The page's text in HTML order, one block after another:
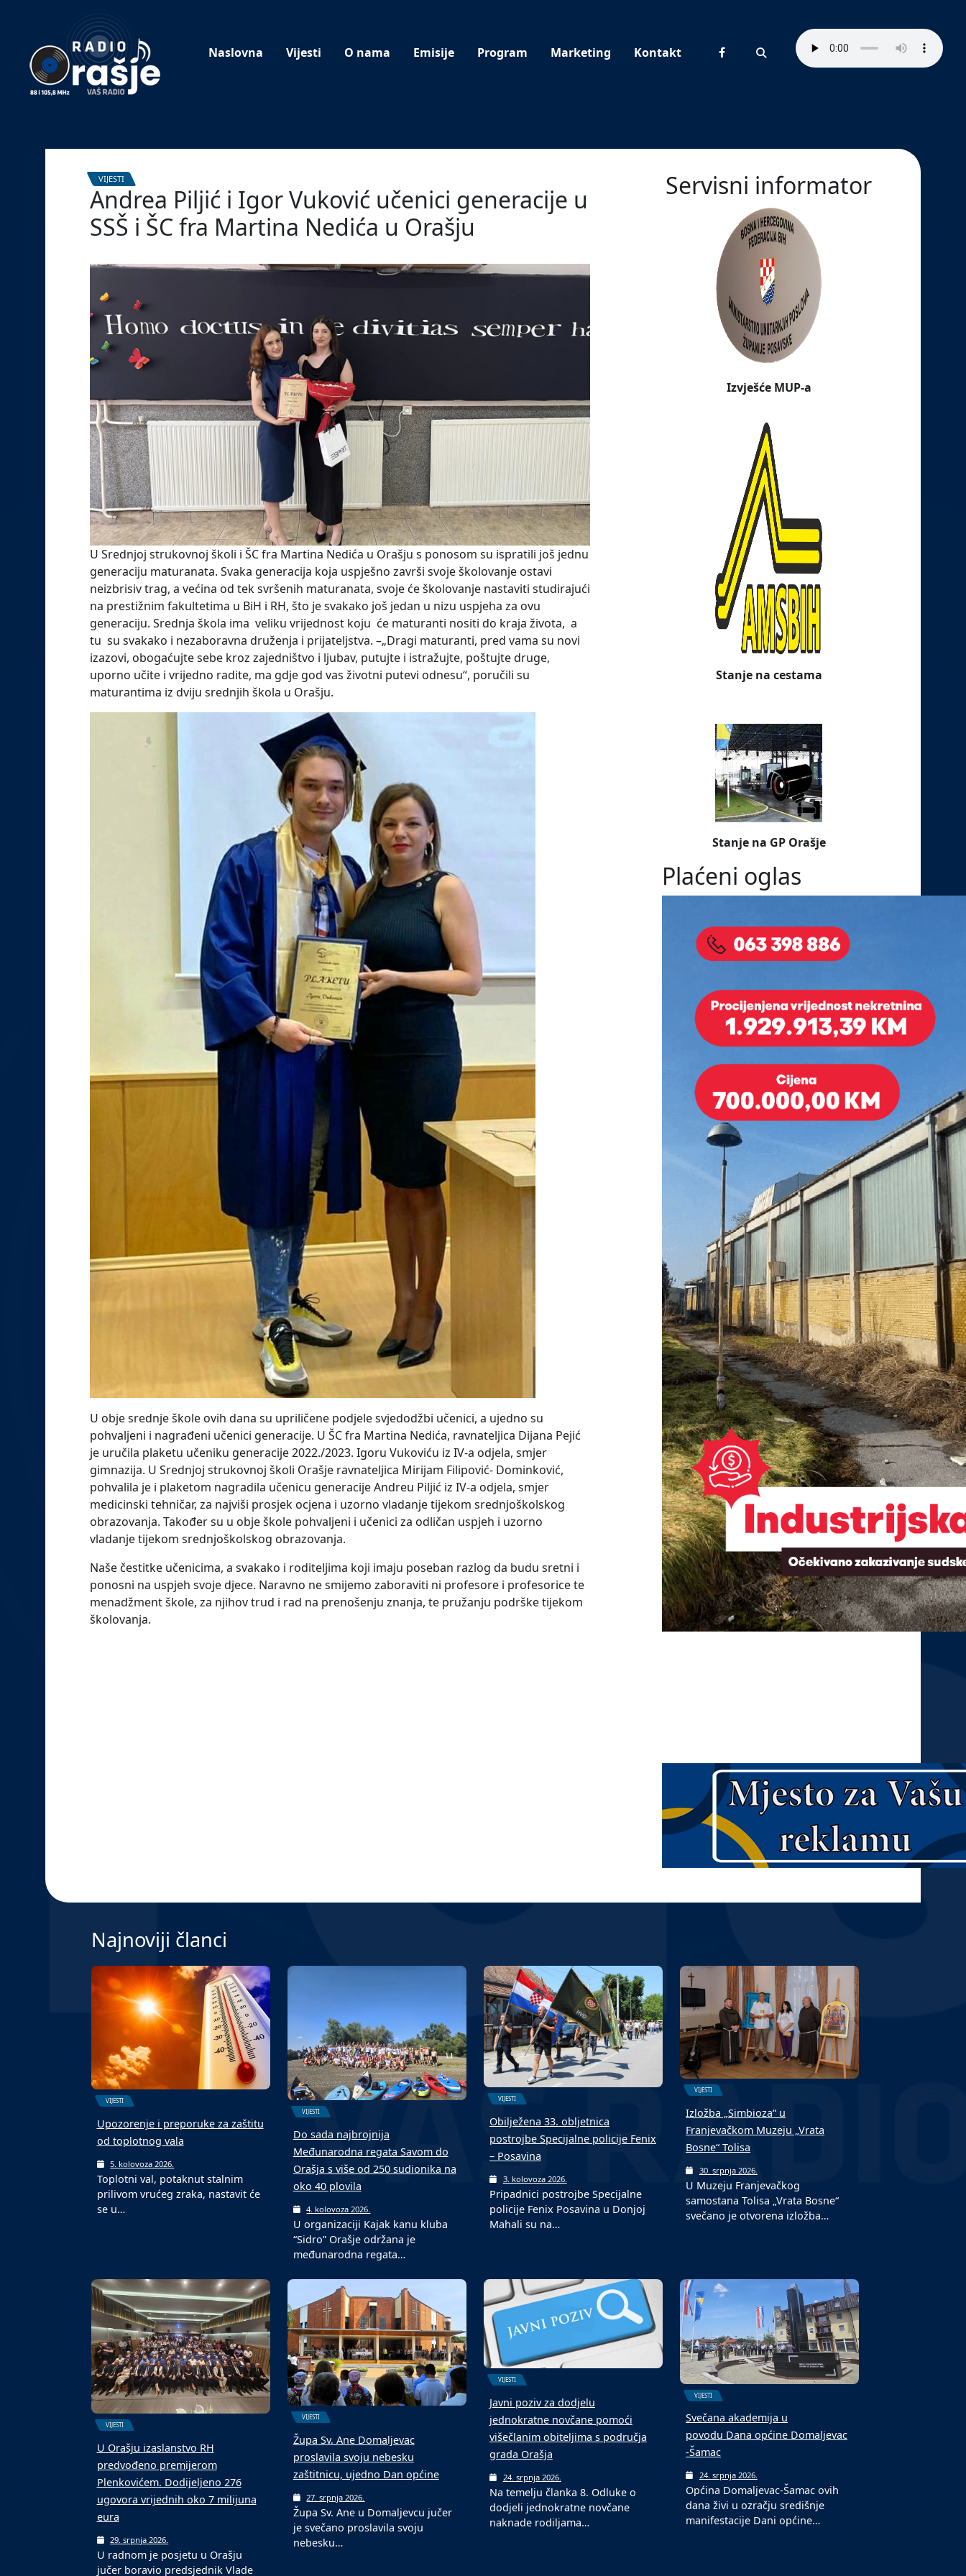
website!
Naslovna Vijesti O nama Emisije Program Marketing Kontakt
VIJESTI
Andrea Piljić i Igor Vuković učenici generacije u
SSŠ i ŠC fra Martina Nedića u Orašju
U Srednjoj strukovnoj školi i ŠC fra Martina Nedića u Orašju s ponosom su ispratili još jednu
generaciju maturanata. Svaka generacija koja uspješno završi svoje školovanje ostavi
neizbrisiv trag, a većina od tek svršenih maturanata, svoje će školovanje nastaviti studirajući
na prestižnim fakultetima u BiH i RH, što je svakako još jedan u nizu uspjeha za ovu
generaciju. Srednja škola ima veliku vrijednost koju će maturanti nositi do kraja života, a
tu su svakako i nezaboravna druženja i prijateljstva. –„Dragi maturanti, pred vama su novi
izazovi, obogaćujte sebe kroz zajedništvo i ljubav, putujte i istražujte, poštujte druge,
uporno učite i vrijedno radite, ma gdje god vas životni putevi odnesu“, poručili su
maturantima iz dviju srednjih škola u Orašju.
U obje srednje škole ovih dana su upriličene podjele svjedodžbi učenici, a ujedno su
pohvaljeni i nagrađeni učenici generacije. U ŠC fra Martina Nedića, ravnateljica Dijana Pejić
je uručila plaketu učeniku generacije 2022./2023. Igoru Vukoviću iz IV-a odjela, smjer
gimnazija. U Srednjoj strukovnoj školi Orašje ravnateljica Mirijam Filipović- Dominković,
pohvalila je i plaketom nagradila učenicu generacije Andreu Piljić iz IV-a odjela, smjer
medicinski tehničar, za najviši prosjek ocjena i uzorno vladanje tijekom srednjoškolskog
obrazovanja. Također su u obje škole pohvaljeni i učenici za odličan uspjeh i uzorno
vladanje tijekom srednjoškolskog obrazovanja.
Naše čestitke učenicima, a svakako i roditeljima koji imaju poseban razlog da budu sretni i
ponosni na uspjeh svoje djece. Naravno ne smijemo zaboraviti ni profesore i profesorice te
menadžment škole, za njihov trud i rad na prenošenju znanja, te pružanju podrške tijekom
školovanja.
Servisni informator
Izvješće MUP-a
Stanje na cestama
Stanje na GP Orašje
Plaćeni oglas
Najnoviji članci
VIJESTI
Toplotni val, potaknut stalnim
prilivom vrućeg zraka, nastavit će
se u…
Do sada najbrojnija
Međunarodna regata Savom do
Orašja s više od 250 sudionika na
oko 40 plovila
4. kolovoza 2026.
U organizaciji Kajak kanu kluba
“Sidro” Orašje održana je
međunarodna regata…
VIJESTI
Obilježena 33. obljetnica
3. kolovoza 2026.
Pripadnici postrojbe Specijalne
policije Fenix Posavina u Donjoj
Mahali su na…
VIJESTI
Izložba „Simbioza“ u
30. srpnja 2026.
U Muzeju Franjevačkog
samostana Tolisa „Vrata Bosne“
svečano je otvorena izložba…
U Orašju izaslanstvo RH
predvođeno premijerom
VIJESTI
Župa Sv. Ane Domaljevac
Javni poziv za dodjelu
jednokratne novčane pomoći
VIJESTI
Svečana akademija u